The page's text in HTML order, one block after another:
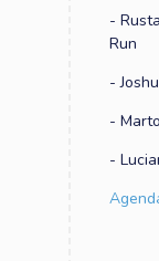
-
Run
-
-
-